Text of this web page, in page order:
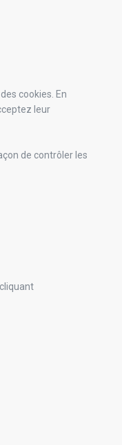
cookies. En
leur
de contrôler les